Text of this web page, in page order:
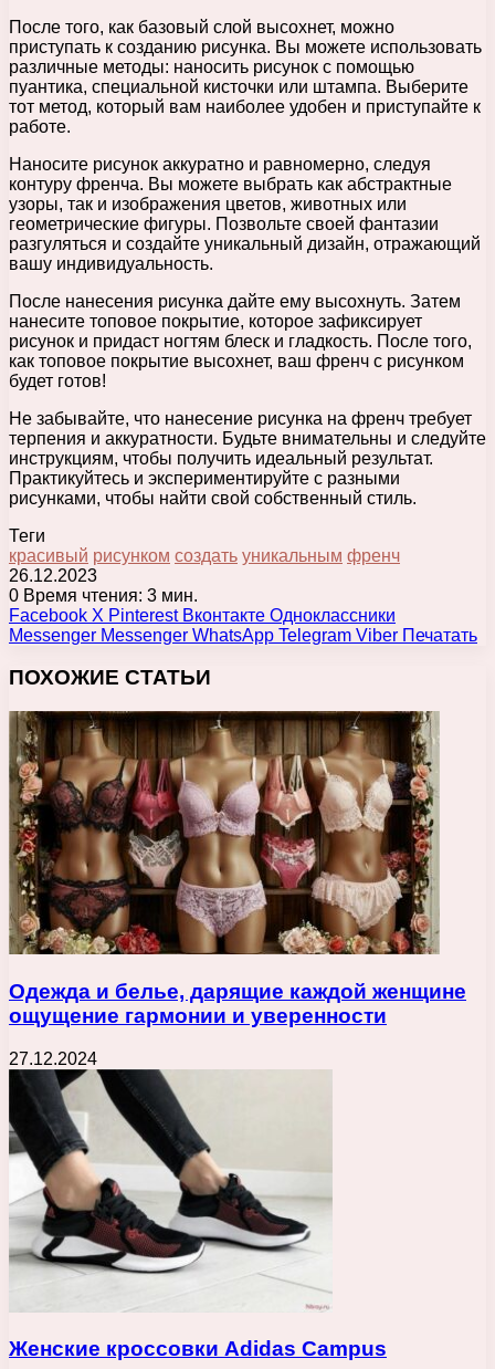
После того, как базовый слой высохнет, можно
приступать к созданию рисунка. Вы можете использовать
различные методы: наносить рисунок с помощью
пуантика, специальной кисточки или штампа. Выберите
тот метод, который вам наиболее удобен и приступайте к
работе.
Наносите рисунок аккуратно и равномерно, следуя
контуру френча. Вы можете выбрать как абстрактные
узоры, так и изображения цветов, животных или
геометрические фигуры. Позвольте своей фантазии
разгуляться и создайте уникальный дизайн, отражающий
вашу индивидуальность.
После нанесения рисунка дайте ему высохнуть. Затем
нанесите топовое покрытие, которое зафиксирует
рисунок и придаст ногтям блеск и гладкость. После того,
как топовое покрытие высохнет, ваш френч с рисунком
будет готов!
Не забывайте, что нанесение рисунка на френч требует
терпения и аккуратности. Будьте внимательны и следуйте
инструкциям, чтобы получить идеальный результат.
Практикуйтесь и экспериментируйте с разными
рисунками, чтобы найти свой собственный стиль.
Теги
красивый рисунком создать уникальным френч
26.12.2023
0 Время чтения: 3 мин.
Facebook X Pinterest Вконтакте Одноклассники
Messenger Messenger WhatsApp Telegram Viber Печатать
ПОХОЖИЕ СТАТЬИ
Одежда и белье, дарящие каждой женщине
ощущение гармонии и уверенности
27.12.2024
Женские кроссовки Adidas Campus